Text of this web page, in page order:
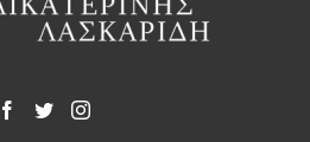
οποίοι μιμούνται
νερά του. Ανάμεσα